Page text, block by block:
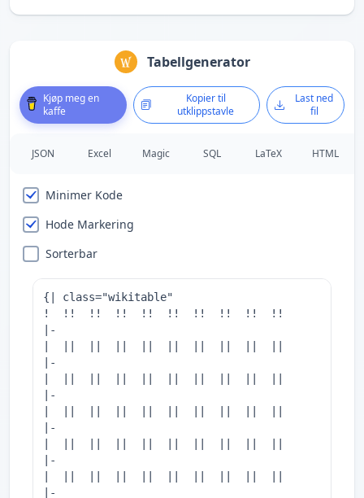
Tabellgenerator
Kjøp meg en
kaffe
Kopier til
utklippstavle
Last ned
fil
JSON Excel Magic SQL LaTeX HTML
Minimer Kode
Hode Markering
Sorterbar